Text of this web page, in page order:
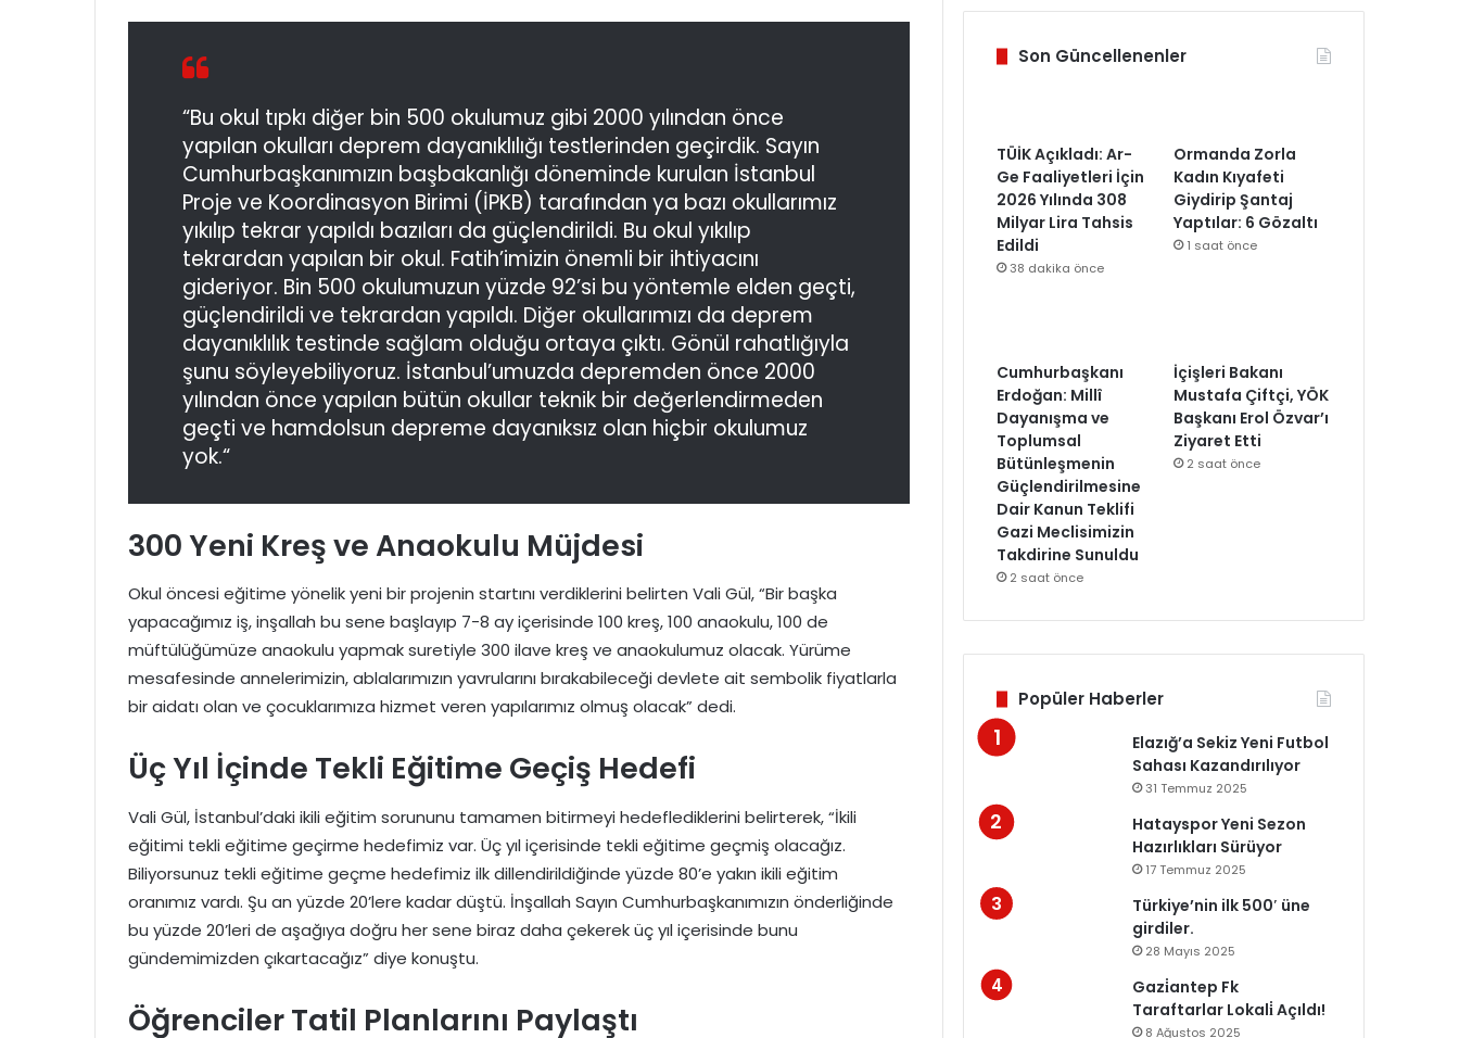
“Bu okul tıpkı diğer bin 500 okulumuz gibi 2000 yılından önce
yapılan okulları deprem dayanıklılığı testlerinden geçirdik. Sayın
Cumhurbaşkanımızın başbakanlığı döneminde kurulan İstanbul
Proje ve Koordinasyon Birimi (İPKB) tarafından ya bazı okullarımız
yıkılıp tekrar yapıldı bazıları da güçlendirildi. Bu okul yıkılıp
tekrardan yapılan bir okul. Fatih’imizin önemli bir ihtiyacını
gideriyor. Bin 500 okulumuzun yüzde 92’si bu yöntemle elden geçti,
güçlendirildi ve tekrardan yapıldı. Diğer okullarımızı da deprem
dayanıklılık testinde sağlam olduğu ortaya çıktı. Gönül rahatlığıyla
şunu söyleyebiliyoruz. İstanbul’umuzda depremden önce 2000
yılından önce yapılan bütün okullar teknik bir değerlendirmeden
geçti ve hamdolsun depreme dayanıksız olan hiçbir okulumuz
yok.“
300 Yeni Kreş ve Anaokulu Müjdesi
Okul öncesi eğitime yönelik yeni bir projenin startını verdiklerini belirten Vali Gül, “Bir başka
yapacağımız iş, inşallah bu sene başlayıp 7-8 ay içerisinde 100 kreş, 100 anaokulu, 100 de
müftülüğümüze anaokulu yapmak suretiyle 300 ilave kreş ve anaokulumuz olacak. Yürüme
mesafesinde annelerimizin, ablalarımızın yavrularını bırakabileceği devlete ait sembolik fiyatlarla
bir aidatı olan ve çocuklarımıza hizmet veren yapılarımız olmuş olacak” dedi.
Üç Yıl İçinde Tekli Eğitime Geçiş Hedefi
Vali Gül, İstanbul’daki ikili eğitim sorununu tamamen bitirmeyi hedeflediklerini belirterek, “İkili
eğitimi tekli eğitime geçirme hedefimiz var. Üç yıl içerisinde tekli eğitime geçmiş olacağız.
Biliyorsunuz tekli eğitime geçme hedefimiz ilk dillendirildiğinde yüzde 80’e yakın ikili eğitim
oranımız vardı. Şu an yüzde 20’lere kadar düştü. İnşallah Sayın Cumhurbaşkanımızın önderliğinde
bu yüzde 20’leri de aşağıya doğru her sene biraz daha çekerek üç yıl içerisinde bunu
gündemimizden çıkartacağız” diye konuştu.
Öğrenciler Tatil Planlarını Paylaştı
Son Güncellenenler
TÜİK Açıkladı: Ar-
Ge Faaliyetleri İçin
2026 Yılında 308
Milyar Lira Tahsis
Edildi
38 dakika önce
Ormanda Zorla
Kadın Kıyafeti
Giydirip Şantaj
Yaptılar: 6 Gözaltı
1 saat önce
Cumhurbaşkanı
Erdoğan: Millî
Dayanışma ve
Toplumsal
Bütünleşmenin
Güçlendirilmesine
Dair Kanun Teklifi
Gazi Meclisimizin
Takdirine Sunuldu
2 saat önce
İçişleri Bakanı
Mustafa Çiftçi, YÖK
Başkanı Erol Özvar’ı
Ziyaret Etti
2 saat önce
Popüler Haberler
Elazığ’a Sekiz Yeni Futbol
Sahası Kazandırılıyor
31 Temmuz 2025
Hatayspor Yeni Sezon
Hazırlıkları Sürüyor
17 Temmuz 2025
Türkiye’nin ilk 500′ üne
girdiler.
28 Mayıs 2025
Gazi̇antep Fk
Taraftarlar Lokali̇ Açıldı!
8 Ağustos 2025